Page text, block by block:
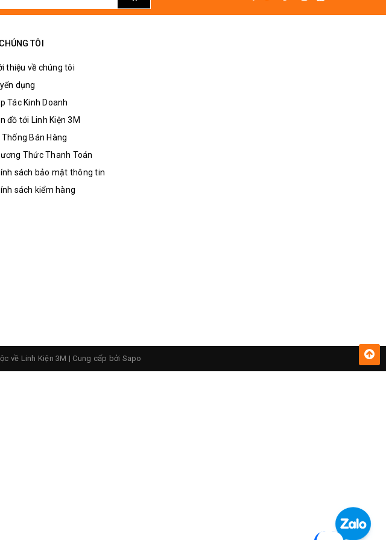
TÔI
thiệu về chúng tôi
dụng
Tác Kinh Doanh
đồ tới Linh Kiện 3M
Thống Bán Hàng
Thức Thanh Toán
sách bảo mật thông tin
sách kiểm hàng
về Linh Kiện 3M | Cung cấp bởi Sapo